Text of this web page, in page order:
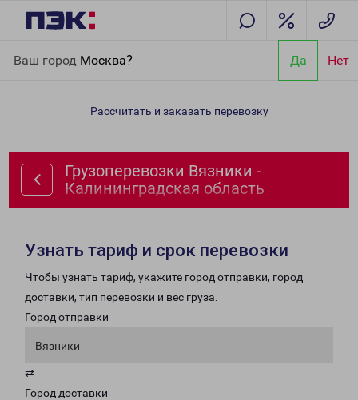
Ваш город Москва? Да Нет
Калининградская область
Рассчитать и заказать перевозку
Грузоперевозки Вязники -
Калининградская область
Узнать тариф и срок перевозки
Чтобы узнать тариф, укажите город отправки, город
доставки, тип перевозки и вес груза.
Город отправки
Вязники
⇄
Город доставки